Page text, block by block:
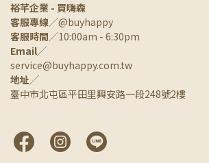
裕芊企業 - 買嗨森
客服專線╱@buyhappy
客服時間╱10:00am - 6:30pm
Email╱
service@buyhappy.com.tw
地址╱
臺中市北屯區平田里興安路一段248號2樓